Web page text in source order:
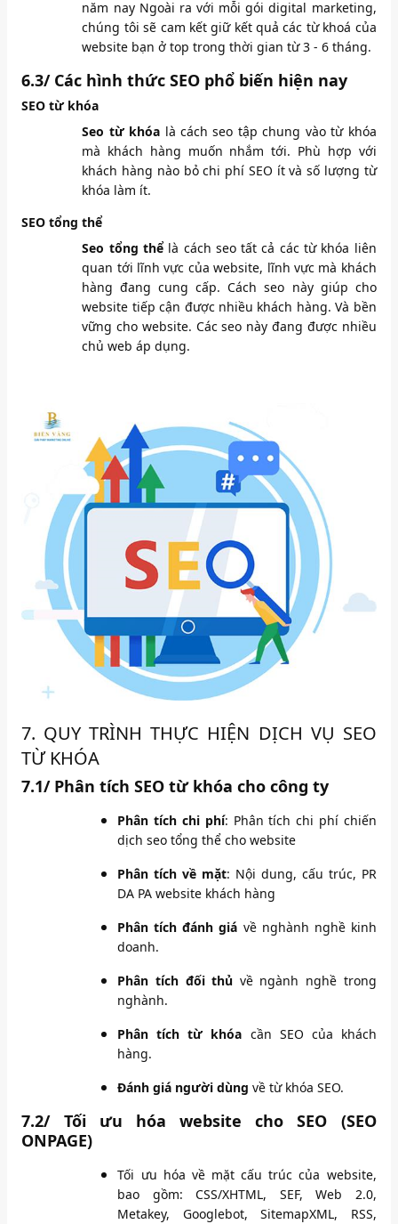
năm nay Ngoài ra với mỗi gói digital marketing,
chúng tôi sẽ cam kết giữ kết quả các từ khoá của
website bạn ở top trong thời gian từ 3 - 6 tháng.
6.3/ Các hình thức SEO phổ biến hiện nay
SEO từ khóa
Seo từ khóa là cách seo tập chung vào từ khóa
mà khách hàng muốn nhắm tới. Phù hợp với
khách hàng nào bỏ chi phí SEO ít và số lượng từ
khóa làm ít.
SEO tổng thể
Seo tổng thể là cách seo tất cả các từ khóa liên
quan tới lĩnh vực của website, lĩnh vực mà khách
hàng đang cung cấp. Cách seo này giúp cho
website tiếp cận được nhiều khách hàng. Và bền
vững cho website. Các seo này đang được nhiều
chủ web áp dụng.
7. QUY TRÌNH THỰC HIỆN DỊCH VỤ SEO
TỪ KHÓA
7.1/ Phân tích SEO từ khóa cho công ty
Phân tích chi phí: Phân tích chi phí chiến
dịch seo tổng thể cho website
Phân tích về mặt: Nội dung, cấu trúc, PR
DA PA website khách hàng
Phân tích đánh giá về nghành nghề kinh
doanh.
Phân tích đối thủ về ngành nghề trong
nghành.
Phân tích từ khóa cần SEO của khách
hàng.
Đánh giá người dùng về từ khóa SEO.
7.2/ Tối ưu hóa website cho SEO (SEO
ONPAGE)
Tối ưu hóa về mặt cấu trúc của website,
bao gồm: CSS/XHTML, SEF, Web 2.0,
Metakey, Googlebot, SitemapXML, RSS,